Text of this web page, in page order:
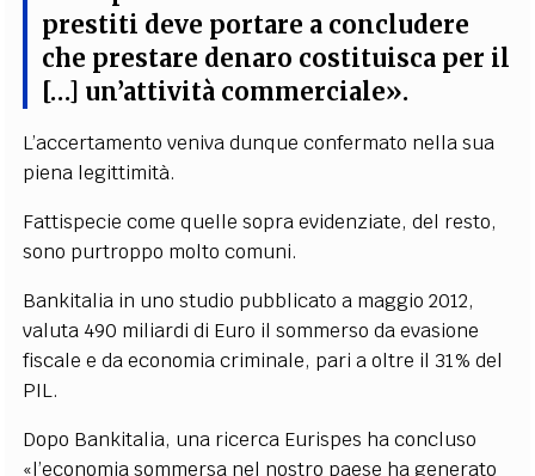
prestiti deve portare a concludere
che prestare denaro costituisca per il
[…] un’attività commerciale».
L’accertamento veniva dunque confermato nella sua
piena legittimità.
Fattispecie come quelle sopra evidenziate, del resto,
sono purtroppo molto comuni.
Bankitalia in uno studio pubblicato a maggio 2012,
valuta 490 miliardi di Euro il sommerso da evasione
fiscale e da economia criminale, pari a oltre il 31% del
PIL.
Dopo Bankitalia, una ricerca Eurispes ha concluso
«l’economia sommersa nel nostro paese ha generato